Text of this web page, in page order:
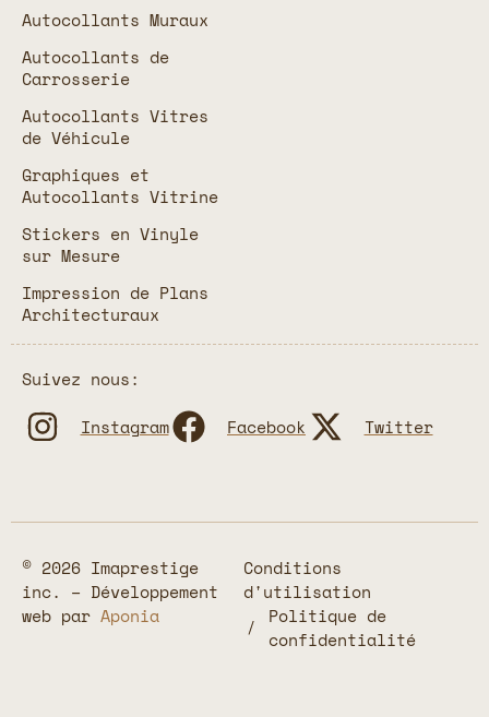
Autocollants Muraux
Autocollants de
Carrosserie
Autocollants Vitres
de Véhicule
Graphiques et
Autocollants Vitrine
Stickers en Vinyle
sur Mesure
Impression de Plans
Architecturaux
Suivez nous:
Instagram
Facebook Twitter
© 2026 Imaprestige
inc. – Développement
web par Aponia
Conditions
d'utilisation
Politique de
confidentialité